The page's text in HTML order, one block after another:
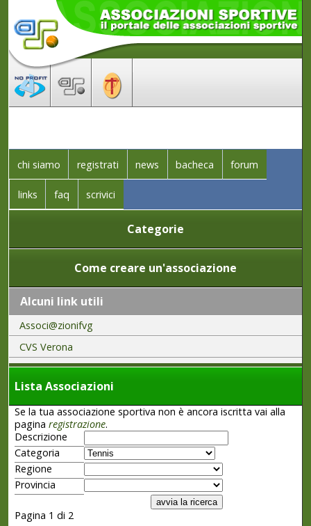
chi siamo registrati news bacheca forum
links faq scrivici
Categorie
Come creare un'associazione
Alcuni link utili
Associ@zionifvg
CVS Verona
Lista Associazioni
Se la tua associazione sportiva non è ancora iscritta vai alla
pagina registrazione.
Descrizione
Categoria
Regione
Provincia
Pagina 1 di 2